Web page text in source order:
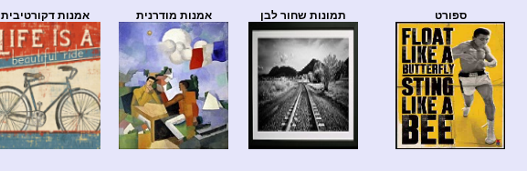
ספורט תמונות שחור לבן אמנות מודרנית אמנות דקורטיבית